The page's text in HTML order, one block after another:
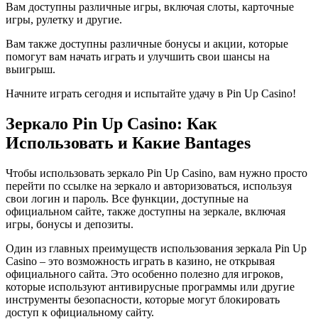
Вам доступны различные игры, включая слоты, карточные
игры, рулетку и другие.
Вам также доступны различные бонусы и акции, которые
помогут вам начать играть и улучшить свои шансы на
выигрыш.
Начните играть сегодня и испытайте удачу в Pin Up Casino!
Зеркало Pin Up Casino: Как
Использовать и Какие Вantages
Чтобы использовать зеркало Pin Up Casino, вам нужно просто
перейти по ссылке на зеркало и авторизоваться, используя
свои логин и пароль. Все функции, доступные на
официальном сайте, также доступны на зеркале, включая
игры, бонусы и депозиты.
Один из главных преимуществ использования зеркала Pin Up
Casino – это возможность играть в казино, не открывая
официального сайта. Это особенно полезно для игроков,
которые используют антивирусные программы или другие
инструменты безопасности, которые могут блокировать
доступ к официальному сайту.